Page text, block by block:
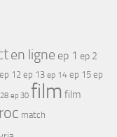
en ligne ep 1 ep 2
ep 12 ep 13 ep 14 ep 15 ep
ep 30 film film
match